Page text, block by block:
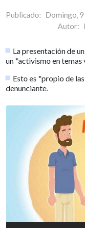
Publicado: Domingo,
Autor:
La presentación de
un "activismo en temas
Esto es "propio de
denunciante.